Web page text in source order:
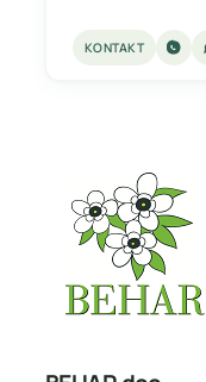
KONTAKT